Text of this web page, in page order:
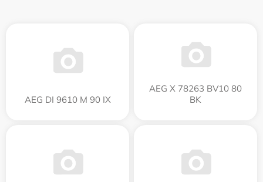
AEG DI 9610 M 90 IX
AEG X 78263 BV10 80
BK